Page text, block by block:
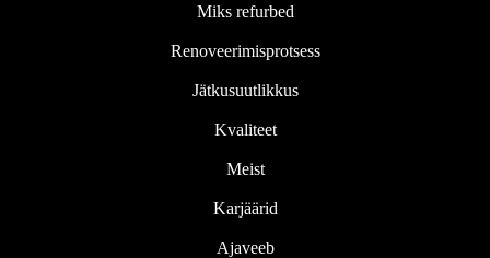
Miks refurbed
Renoveerimisprotsess
Jätkusuutlikkus
Kvaliteet
Meist
Karjäärid
Ajaveeb